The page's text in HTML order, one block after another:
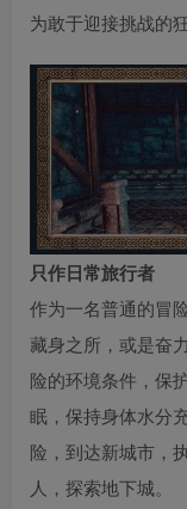
为敢于迎接挑战的
只作日常旅行者
作为一名普通的冒
藏身之所，或是奋
险的环境条件，保
眠，保持身体水分
险，到达新城市，
人，探索地下城。